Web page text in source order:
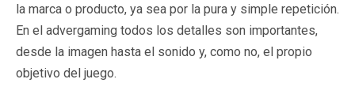
la marca o producto, ya sea por la pura y simple repetición.
En el advergaming todos los detalles son importantes,
desde la imagen hasta el sonido y, como no, el propio
objetivo del juego.